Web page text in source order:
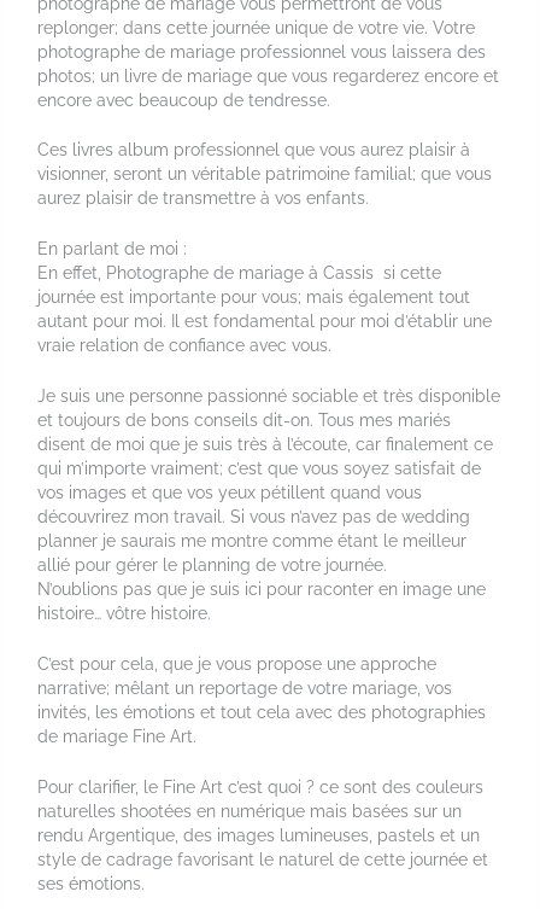
replonger; dans cette journée unique de votre vie. Votre
photographe de mariage professionnel vous laissera des
photos; un livre de mariage que vous regarderez encore et
encore avec beaucoup de tendresse.
Ces livres album professionnel que vous aurez plaisir à
visionner, seront un véritable patrimoine familial; que vous
aurez plaisir de transmettre à vos enfants.
En parlant de moi :
En effet, Photographe de mariage à Cassis si cette
journée est importante pour vous; mais également tout
autant pour moi. Il est fondamental pour moi d’établir une
vraie relation de confiance avec vous.
Je suis une personne passionné sociable et très disponible
et toujours de bons conseils dit-on. Tous mes mariés
disent de moi que je suis très à l’écoute, car finalement ce
qui m’importe vraiment; c’est que vous soyez satisfait de
vos images et que vos yeux pétillent quand vous
découvrirez mon travail. Si vous n’avez pas de wedding
planner je saurais me montre comme étant le meilleur
allié pour gérer le planning de votre journée.
N’oublions pas que je suis ici pour raconter en image une
histoire… vôtre histoire.
C’est pour cela, que je vous propose une approche
narrative; mêlant un reportage de votre mariage, vos
invités, les émotions et tout cela avec des photographies
de mariage Fine Art.
Pour clarifier, le Fine Art c’est quoi ? ce sont des couleurs
naturelles shootées en numérique mais basées sur un
rendu Argentique, des images lumineuses, pastels et un
style de cadrage favorisant le naturel de cette journée et
ses émotions.